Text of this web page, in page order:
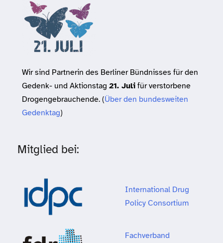
Wir sind Partnerin des Berliner Bündnisses für den
Gedenk- und Aktionstag 21. Julifür verstorbene
Drogengebrauchende. (Über den bundesweiten
Gedenktag)
Mitglied bei:
International Drug
Policy Consortium
Fachverband